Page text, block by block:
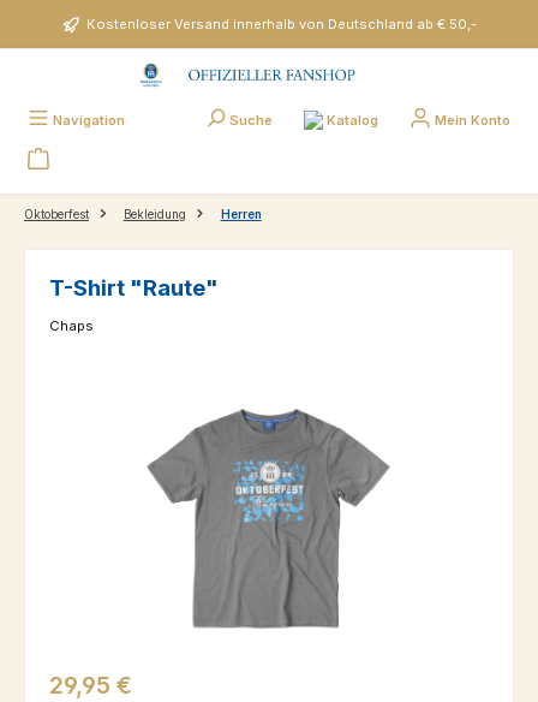
Zum Hauptinhalt springenKostenloser Versand innerhalb von Deutschland ab € 50,-
Navigation Suche Katalog Mein Konto
Oktoberfest Bekleidung Herren
T-Shirt "Raute"
Chaps
Regulärer Preis:
29,95 €